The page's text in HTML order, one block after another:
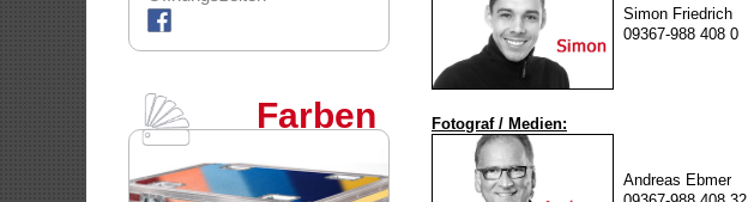
Farben
Simon Friedrich
09367-988 408 0
Fotograf / Medien:
Andreas Ebmer